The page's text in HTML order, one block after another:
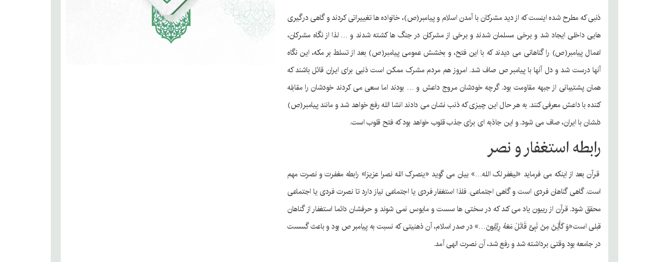
ذنبی که مطرح شده اینست که از دید مشرکان با آمدن اسلام و پیامبر(ص)، خانواده ها تغییراتی کردند و گاهی درگیری
هایی داخلی ایجاد شد و برخی مسلمان شدند و برخی از مشرکان در جنگ ها کشته شدند و … لذا از نگاه مشرکان،
اعمال پیامبر(ص) را گناهانی می دیدند که با این فتح، و بخشش عمومی پیامبر(ص) بعد از تسلط بر مکه، این نگاه
آنها درست شد و دل آنها با پیامبر ص صاف شد. امروز هم مردم مشرک ممکن است ذنبی برای ایران قائل باشند که
همان پشتیبانی از جبهه مقاومت بود. گرچه خودشان مروج داعش و … بودند اما سعی می کردند خودشان را مقابله
کننده با داعش معرفی کنند. به هر حال این چیزی که ذنب نشان می دادند انشا الله رفع خواهد شد و مانند پیامبر(ص)
دلشان با ایران، صاف می شود. و این جاذبه ای برای جذب قلوب خواهد بود که فتح قلوب است.
رابطه استغفار و نصر
قرآن بعد از اینکه می فرماید «لیغفر لک الله…» بیان می گوید «ینصرک الله نصرا عزیزا» رابطه مغفرت و نصرت مهم
است. گاهی گناهان فردی است و گاهی اجتماعی. فلذا استغفار فردی یا اجتماعی نیاز دارد تا نصرت فردی یا اجتماعی
محقق شود. قرآن از ربیون یاد می کند که در سختی ها سست و مایوس نمی شوند و حرفشان دائما استغفار از گناهان
قبلی است«وَ کَأَیِّنْ مِنْ نَبِیٍّ قَاتَلَ مَعَهُ رِبِّیُّونَ…» در صدر اسلام، آن ذهنیتی که نسبت به پیامبر ص بود و باعث گسست
در جامعه بود وقتی برداشته شد و رفع شد، آن نصرت الهی آمد.